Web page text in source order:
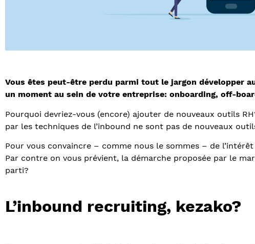
Vous êtes peut-être perdu parmi tout le jargon développer
un moment au sein de votre entreprise: onboarding, off-
Pourquoi devriez-vous (encore) ajouter de nouveaux outils
par les techniques de l’inbound ne sont pas de nouveaux
Pour vous convaincre – comme nous le sommes – de
Par contre on vous prévient, la démarche proposée par le
parti?
L’inbound recruiting, kezako?